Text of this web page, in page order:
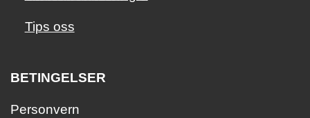
Tips oss
BETINGELSER
Personvern